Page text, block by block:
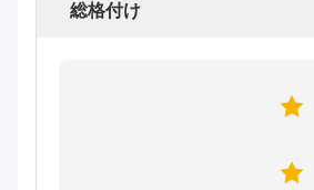
総格付け